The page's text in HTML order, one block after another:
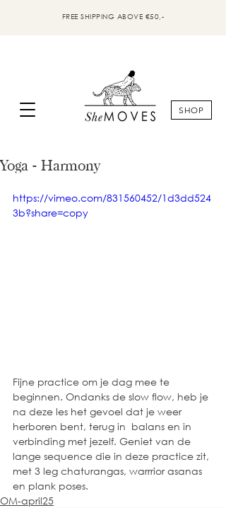
FREE SHIPPING ABOVE €50,-
SHOP
Yoga - Harmony
https://vimeo.com/831560452/1d3dd524
3b?share=copy
Fijne practice om je dag mee te
beginnen. Ondanks de slow flow, heb je
na deze les het gevoel dat je weer
herboren bent, terug in  balans en in
verbinding met jezelf. Geniet van de
lange sequence die in deze practice zit,
met 3 leg chaturangas, warrrior asanas
en plank poses.
OM-april25